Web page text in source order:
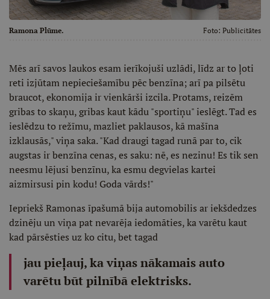
Ramona Plūme. Foto: Publicitātes
Mēs arī savos laukos esam ierīkojuši uzlādi, līdz ar to ļoti
reti izjūtam nepieciešamību pēc benzīna; arī pa pilsētu
braucot, ekonomija ir vienkārši izcila. Protams, reizēm
gribas to skaņu, gribas kaut kādu "sportiņu" ieslēgt. Tad es
ieslēdzu to režīmu, mazliet paklausos, kā mašīna
izklausās," viņa saka. "Kad draugi tagad runā par to, cik
augstas ir benzīna cenas, es saku: nē, es nezinu! Es tik sen
neesmu lējusi benzīnu, ka esmu degvielas kartei
aizmirsusi pin kodu! Goda vārds!"
Iepriekš Ramonas īpašumā bija automobilis ar iekšdedzes
dzinēju un viņa pat nevarēja iedomāties, ka varētu kaut
kad pārsēsties uz ko citu, bet tagad
jau pieļauj, ka viņas nākamais auto
varētu būt pilnībā elektrisks.